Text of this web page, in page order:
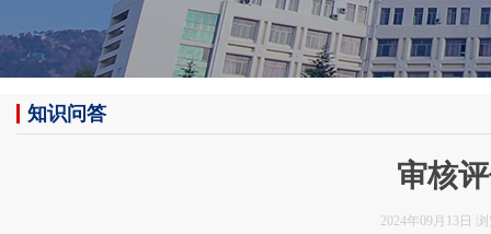
知识问答
审核
2024年09月13日 浏